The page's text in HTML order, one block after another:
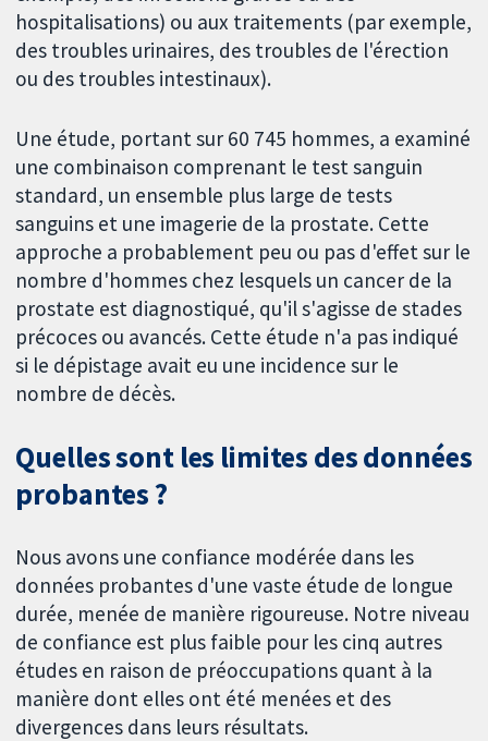
hospitalisations) ou aux traitements (par exemple,
des troubles urinaires, des troubles de l'érection
ou des troubles intestinaux).
Une étude, portant sur 60 745 hommes, a examiné
une combinaison comprenant le test sanguin
standard, un ensemble plus large de tests
sanguins et une imagerie de la prostate. Cette
approche a probablement peu ou pas d'effet sur le
nombre d'hommes chez lesquels un cancer de la
prostate est diagnostiqué, qu'il s'agisse de stades
précoces ou avancés. Cette étude n'a pas indiqué
si le dépistage avait eu une incidence sur le
nombre de décès.
Quelles sont les limites des données
probantes ?
Nous avons une confiance modérée dans les
données probantes d'une vaste étude de longue
durée, menée de manière rigoureuse. Notre niveau
de confiance est plus faible pour les cinq autres
études en raison de préoccupations quant à la
manière dont elles ont été menées et des
divergences dans leurs résultats.